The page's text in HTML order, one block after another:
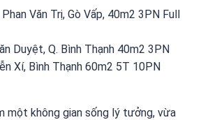
Phan Văn Trị, Gò Vấp, 40m2 3PN Full
Duyệt, Q. Bình Thạnh 40m2 3PN
Xí, Bình Thạnh 60m2 5T 10PN
một không gian sống lý tưởng, vừa